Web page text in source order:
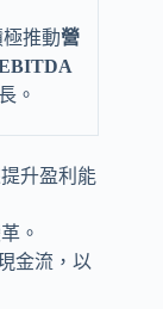
極推動營
。
升盈利能
。
金流，以